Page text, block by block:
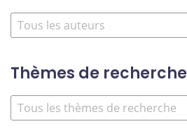
Thèmes de recherche